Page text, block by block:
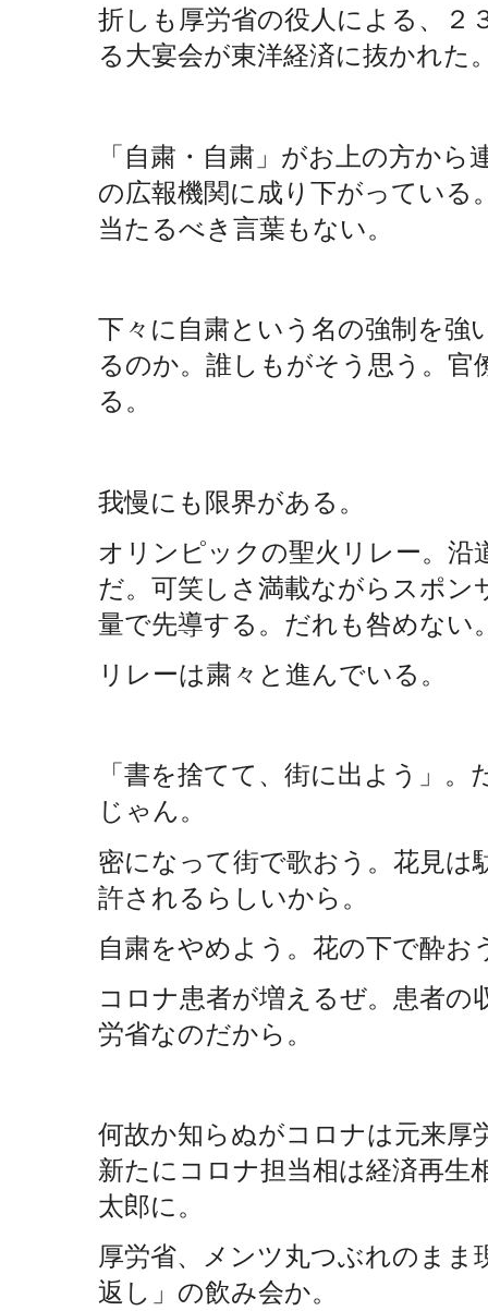
折しも厚労省の役人による、２
る大宴会が東洋経済に抜かれた
「自粛・自粛」がお上の方か
の広報機関に成り下がっている
当たるべき言葉もない。
下々に自粛という名の強制を強
るのか。誰しもがそう思う。
る。
我慢にも限界がある。
オリンピックの聖火リレー。沿
だ。可笑しさ満載ながらスポン
量で先導する。だれも咎めない
リレーは粛々と進んでいる。
「書を捨てて、街に出よう」
じゃん。
密になって街で歌おう。花見
許されるらしいから。
自粛をやめよう。花の下で酔お
コロナ患者が増えるぜ。患者の
労省なのだから。
何故か知らぬがコロナは元来厚
新たにコロナ担当相は経済再生
太郎に。
厚労省、メンツ丸つぶれのまま
返し」の飲み会か。